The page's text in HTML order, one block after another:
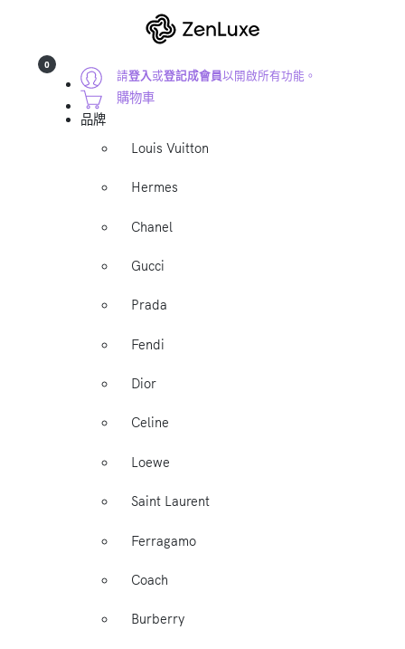
請登入或登記成會員以開啟所有功能。
0
購物車
品牌
Louis Vuitton
Hermes
Chanel
Gucci
Prada
Fendi
Dior
Celine
Loewe
Saint Laurent
Ferragamo
Coach
Burberry